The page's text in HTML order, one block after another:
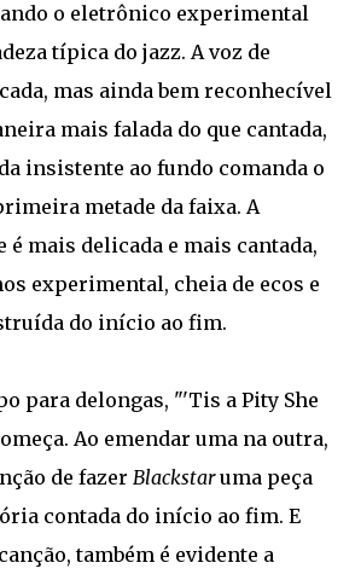
o eletrônico experimental
típica do jazz. A voz de
mas ainda bem reconhecível
mais falada do que cantada,
insistente ao fundo comanda o
metade da faixa. A
é mais delicada e mais cantada,
experimental, cheia de ecos e
do início ao fim.
para delongas, "'Tis a Pity She
Ao emendar uma na outra,
de fazer Blackstaruma peça
contada do início ao fim. E
também é evidente a